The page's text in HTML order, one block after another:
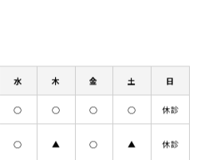
水 木 金 土 日
○ ○ ○ ○ 休診
○ ▲ ○ ▲ 休診